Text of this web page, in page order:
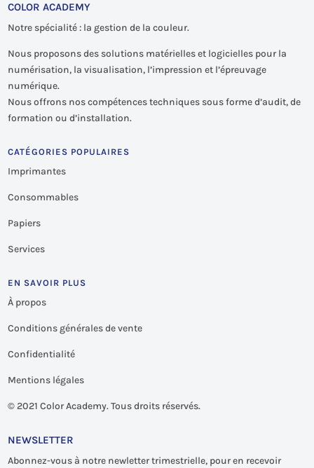
COLOR ACADEMY
Notre spécialité : la gestion de la couleur.
Nous proposons des solutions matérielles et logicielles pour la
numérisation, la visualisation, l’impression et l’épreuvage
numérique.
Nous offrons nos compétences techniques sous forme d’audit, de
formation ou d’installation.
CATÉGORIES POPULAIRES
Imprimantes
Consommables
Papiers
Services
EN SAVOIR PLUS
À propos
Conditions générales de vente
Confidentialité
Mentions légales
© 2021 Color Academy. Tous droits réservés.
NEWSLETTER
Abonnez-vous à notre newletter trimestrielle, pour en recevoir